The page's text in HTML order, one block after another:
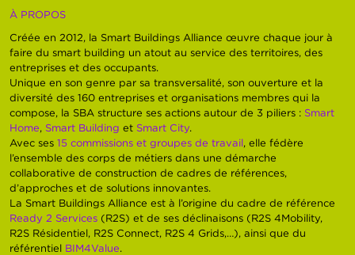
À PROPOS
Créée en 2012, la Smart Buildings Alliance œuvre chaque jour à
faire du smart building un atout au service des territoires, des
entreprises et des occupants.
Unique en son genre par sa transversalité, son ouverture et la
diversité des 160 entreprises et organisations membres qui la
compose, la SBA structure ses actions autour de 3 piliers : Smart
Home, Smart Building et Smart City.
Avec ses15 commissions et groupes de travail, elle fédère
l’ensemble des corps de métiers dans une démarche
collaborative de construction de cadres de références,
d’approches et de solutions innovantes.
La Smart Buildings Alliance est à l’origine du cadre de référence
Ready 2 Services (R2S) et de ses déclinaisons (R2S 4Mobility,
R2S Résidentiel, R2S Connect, R2S 4 Grids,…), ainsi que du
référentiel BIM4Value.